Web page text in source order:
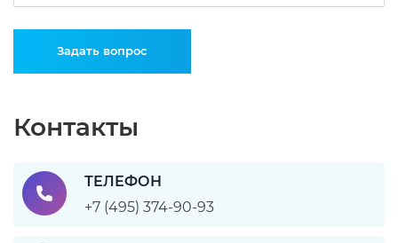
Задать вопрос
Контакты
ТЕЛЕФОН
+7 (495) 374-90-93